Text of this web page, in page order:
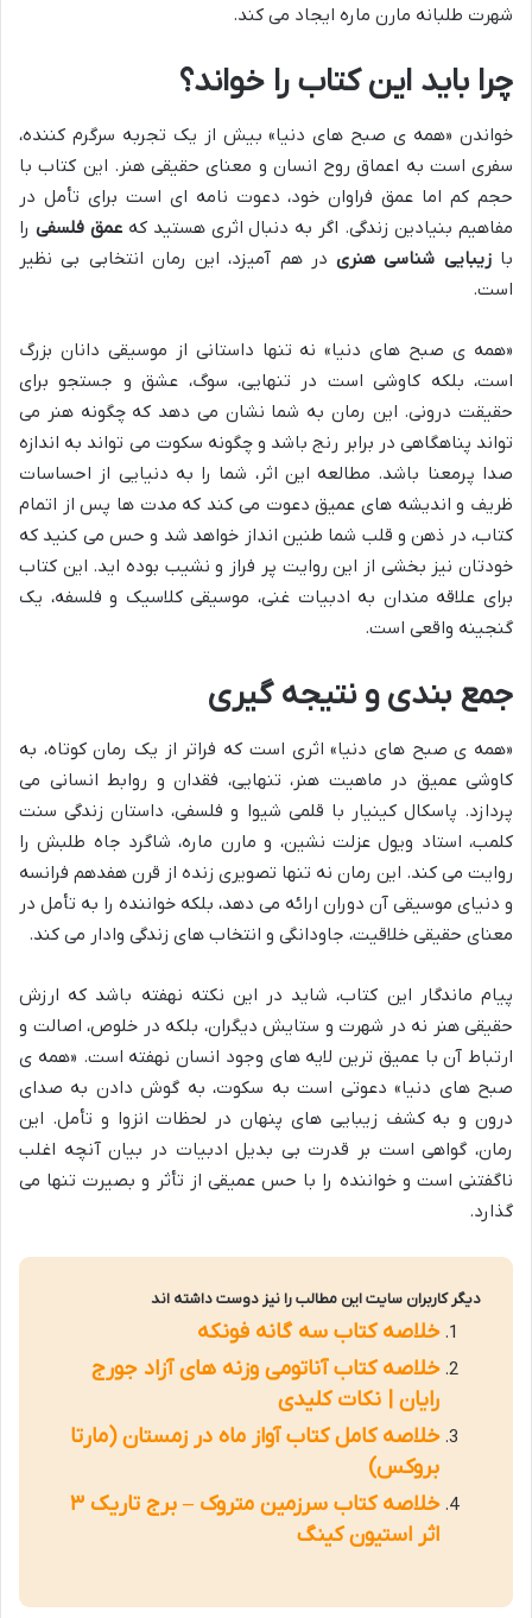
شهرت طلبانه مارن ماره ایجاد می کند.
چرا باید این کتاب را خواند؟
خواندن «همه ی صبح های دنیا» بیش از یک تجربه سرگرم کننده،
سفری است به اعماق روح انسان و معنای حقیقی هنر. این کتاب با
حجم کم اما عمق فراوان خود، دعوت نامه ای است برای تأمل در
مفاهیم بنیادین زندگی. اگر به دنبال اثری هستید کهعمق فلسفی را
بازیبایی شناسی هنریدر هم آمیزد، این رمان انتخابی بی نظیر
است.
«همه ی صبح های دنیا» نه تنها داستانی از موسیقی دانان بزرگ
است، بلکه کاوشی است در تنهایی، سوگ، عشق و جستجو برای
حقیقت درونی. این رمان به شما نشان می دهد که چگونه هنر می
تواند پناهگاهی در برابر رنج باشد و چگونه سکوت می تواند به اندازه
صدا پرمعنا باشد. مطالعه این اثر، شما را به دنیایی از احساسات
ظریف و اندیشه های عمیق دعوت می کند که مدت ها پس از اتمام
کتاب، در ذهن و قلب شما طنین انداز خواهد شد و حس می کنید که
خودتان نیز بخشی از این روایت پر فراز و نشیب بوده اید. این کتاب
برای علاقه مندان به ادبیات غنی، موسیقی کلاسیک و فلسفه، یک
گنجینه واقعی است.
جمع بندی و نتیجه گیری
«همه ی صبح های دنیا» اثری است که فراتر از یک رمان کوتاه، به
کاوشی عمیق در ماهیت هنر، تنهایی، فقدان و روابط انسانی می
پردازد. پاسکال کینیار با قلمی شیوا و فلسفی، داستان زندگی سنت
کلمب، استاد ویول عزلت نشین، و مارن ماره، شاگرد جاه طلبش را
روایت می کند. این رمان نه تنها تصویری زنده از قرن هفدهم فرانسه
و دنیای موسیقی آن دوران ارائه می دهد، بلکه خواننده را به تأمل در
معنای حقیقی خلاقیت، جاودانگی و انتخاب های زندگی وادار می کند.
پیام ماندگار این کتاب، شاید در این نکته نهفته باشد که ارزش
حقیقی هنر نه در شهرت و ستایش دیگران، بلکه در خلوص، اصالت و
ارتباط آن با عمیق ترین لایه های وجود انسان نهفته است. «همه ی
صبح های دنیا» دعوتی است به سکوت، به گوش دادن به صدای
درون و به کشف زیبایی های پنهان در لحظات انزوا و تأمل. این
رمان، گواهی است بر قدرت بی بدیل ادبیات در بیان آنچه اغلب
ناگفتنی است و خواننده را با حس عمیقی از تأثر و بصیرت تنها می
گذارد.
دیگر کاربران سایت این مطالب را نیز دوست داشته اند
خلاصه کتاب سه گانه فونکه
خلاصه کتاب آناتومی وزنه های آزاد جورج
رایان | نکات کلیدی
خلاصه کامل کتاب آواز ماه در زمستان (مارتا
بروکس)
خلاصه کتاب سرزمین متروک – برج تاریک ۳
اثر استیون کینگ